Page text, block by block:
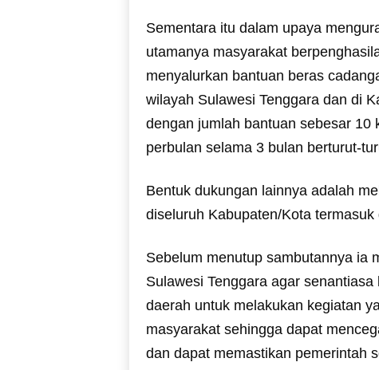
Sementara itu dalam upaya
utamanya masyarakat
menyalurkan bantuan beras
wilayah Sulawesi Tenggara dan di
dengan jumlah bantuan sebesar 10
perbulan selama 3 bulan berturut-
Bentuk dukungan lainnya adalah
diseluruh Kabupaten/Kota
Sebelum menutup sambutannya ia
Sulawesi Tenggara agar
daerah untuk melakukan kegiatan
masyarakat sehingga dapat
dan dapat memastikan pemerintah